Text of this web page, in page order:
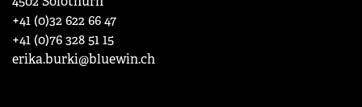
+41 (0)32 622 66 47
+41 (0)76 328 51 15
erika.burki@bluewin.ch